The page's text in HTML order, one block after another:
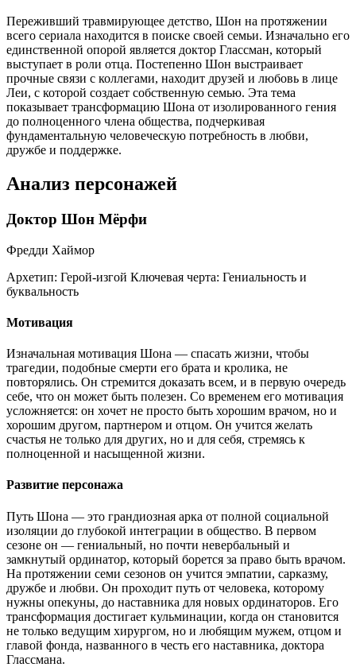
Переживший травмирующее детство, Шон на протяжении
всего сериала находится в поиске своей семьи. Изначально его
единственной опорой является доктор Глассман, который
выступает в роли отца. Постепенно Шон выстраивает
прочные связи с коллегами, находит друзей и любовь в лице
Леи, с которой создает собственную семью. Эта тема
показывает трансформацию Шона от изолированного гения
до полноценного члена общества, подчеркивая
фундаментальную человеческую потребность в любви,
дружбе и поддержке.
Анализ персонажей
Доктор Шон Мёрфи
Фредди Хаймор
Архетип: Герой-изгой Ключевая черта: Гениальность и
буквальность
Мотивация
Изначальная мотивация Шона — спасать жизни, чтобы
трагедии, подобные смерти его брата и кролика, не
повторялись. Он стремится доказать всем, и в первую очередь
себе, что он может быть полезен. Со временем его мотивация
усложняется: он хочет не просто быть хорошим врачом, но и
хорошим другом, партнером и отцом. Он учится желать
счастья не только для других, но и для себя, стремясь к
полноценной и насыщенной жизни.
Развитие персонажа
Путь Шона — это грандиозная арка от полной социальной
изоляции до глубокой интеграции в общество. В первом
сезоне он — гениальный, но почти невербальный и
замкнутый ординатор, который борется за право быть врачом.
На протяжении семи сезонов он учится эмпатии, сарказму,
дружбе и любви. Он проходит путь от человека, которому
нужны опекуны, до наставника для новых ординаторов. Его
трансформация достигает кульминации, когда он становится
не только ведущим хирургом, но и любящим мужем, отцом и
главой фонда, названного в честь его наставника, доктора
Глассмана.